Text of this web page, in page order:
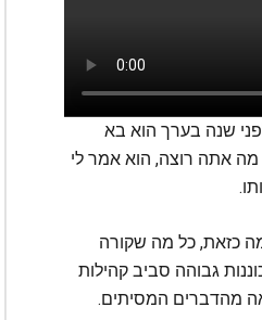
שנה בערך הוא בא
מה אתה רוצה, הוא אמר לי
כזאת, כל מה שקורה
גבוהה סביב קהילות
מהדברים המסיתים.